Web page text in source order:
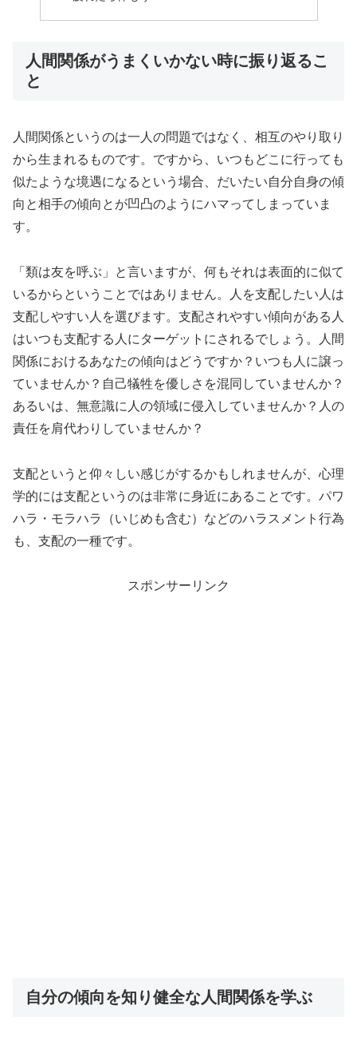
人間関係がうまくいかない時に振り返るこ
と
人間関係というのは一人の問題ではなく、相互のやり取り
から生まれるものです。ですから、いつもどこに行っても
似たような境遇になるという場合、だいたい自分自身の傾
向と相手の傾向とが凹凸のようにハマってしまっていま
す。
「類は友を呼ぶ」と言いますが、何もそれは表面的に似て
いるからということではありません。人を支配したい人は
支配しやすい人を選びます。支配されやすい傾向がある人
はいつも支配する人にターゲットにされるでしょう。人間
関係におけるあなたの傾向はどうですか？いつも人に譲っ
ていませんか？自己犠牲を優しさを混同していませんか？
あるいは、無意識に人の領域に侵入していませんか？人の
責任を肩代わりしていませんか？
支配というと仰々しい感じがするかもしれませんが、心理
学的には支配というのは非常に身近にあることです。パワ
ハラ・モラハラ（いじめも含む）などのハラスメント行為
も、支配の一種です。
スポンサーリンク
自分の傾向を知り健全な人間関係を学ぶ